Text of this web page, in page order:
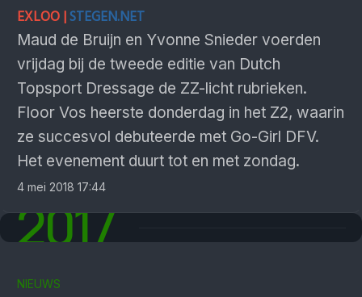
EXLOO |STEGEN.NET
Maud de Bruijn en Yvonne Snieder voerden
vrijdag bij de tweede editie van Dutch
Topsport Dressage de ZZ-licht rubrieken.
Floor Vos heerste donderdag in het Z2, waarin
ze succesvol debuteerde met Go-Girl DFV.
Het evenement duurt tot en met zondag.
4 mei 2018 17:44
2017
NIEUWS